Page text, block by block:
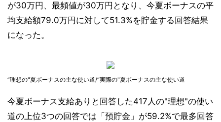
が30万円、最頻値が30万円となり、今夏ボーナスの平
均支給額79.0万円に対して51.3%を貯金する回答結果
になった。
“理想の"夏ボーナスの主な使い道/“実際の"夏ボーナスの主な使い道
今夏ボーナス支給ありと回答した417人の"理想"の使い
道の上位3つの回答では「預貯金」が59.2%で最多回答